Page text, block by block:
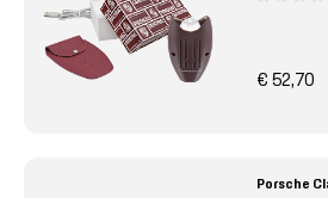
€ 52,70
Porsche